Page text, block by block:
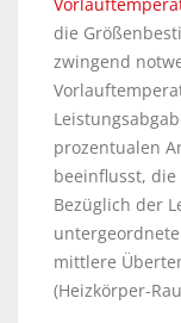
die
zwingend
prozentualen
beeinflusst,
Bezüglich der
mittlere
(Heizkörper-